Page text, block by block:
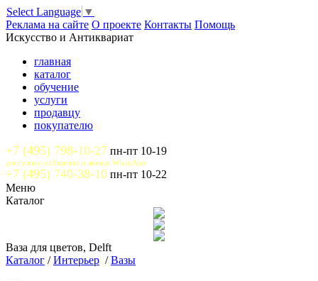
Select Language ▼
Реклама на сайте О проекте Контакты Помощь
Искусство и Антиквариат
главная
каталог
обучение
услуги
продавцу
покупателю
+7 (495) 798-10-27 пн-пт 10-19
доступны сообщения и звонки WhatsApp
+7 (495) 740-38-10 пн-пт 10-22
Меню
Каталог
Ваза для цветов, Delft
Каталог /Интерьер /Вазы